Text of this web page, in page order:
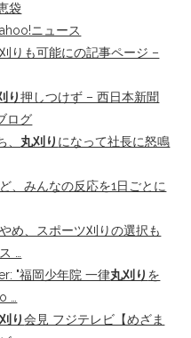
袋
ニュース
りも可能にの記事ページ –
り押しつけず – 西日本新聞
ログ
丸刈り になって社長に怒鳴
、みんなの反応を1日ごとに
め、スポーツ刈りの選択も
…
"福岡少年院 一律丸刈り を
…
り会見 フジテレビ【めざま